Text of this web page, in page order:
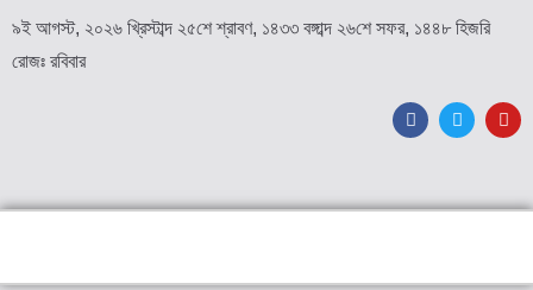
৯ই আগস্ট, ২০২৬ খ্রিস্টাব্দ ২৫শে শ্রাবণ, ১৪৩৩ বঙ্গাব্দ ২৬শে সফর, ১৪৪৮ হিজরি
রোজঃ রবিবার